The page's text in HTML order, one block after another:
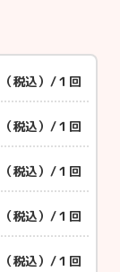
（税込）/１回
（税込）/１回
（税込）/１回
（税込）/１回
（税込）/１回